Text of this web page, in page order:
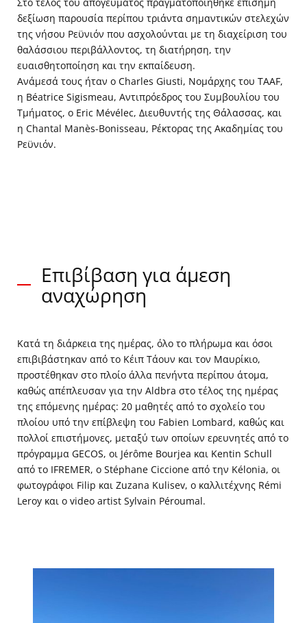
δεξίωση παρουσία περίπου τριάντα σημαντικών στελεχών
της νήσου Ρεϋνιόν που ασχολούνται με τη διαχείριση του
θαλάσσιου περιβάλλοντος, τη διατήρηση, την
ευαισθητοποίηση και την εκπαίδευση.
Ανάμεσά τους ήταν ο Charles Giusti, Νομάρχης του TAAF,
η Béatrice Sigismeau, Αντιπρόεδρος του Συμβουλίου του
Τμήματος, ο Eric Mévélec, Διευθυντής της Θάλασσας, και
η Chantal Manès-Bonisseau, Ρέκτορας της Ακαδημίας του
Ρεϋνιόν.
13_10_2022©Didier Théron_MonacoExplorations
Επιβίβαση για άμεση
αναχώρηση
Κατά τη διάρκεια της ημέρας, όλο το πλήρωμα και όσοι
επιβιβάστηκαν από το Κέιπ Τάουν και τον Μαυρίκιο,
προστέθηκαν στο πλοίο άλλα πενήντα περίπου άτομα,
καθώς απέπλευσαν για την Aldbra στο τέλος της ημέρας
της επόμενης ημέρας: 20 μαθητές από το σχολείο του
πλοίου υπό την επίβλεψη του Fabien Lombard, καθώς και
πολλοί επιστήμονες, μεταξύ των οποίων ερευνητές από το
πρόγραμμα GECOS, οι Jérôme Bourjea και Kentin Schull
από το IFREMER, ο Stéphane Ciccione από την Kélonia, οι
φωτογράφοι Filip και Zuzana Kulisev, ο καλλιτέχνης Rémi
Leroy και ο video artist Sylvain Péroumal.